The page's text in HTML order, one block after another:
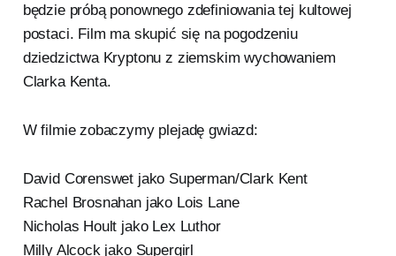
będzie próbą ponownego zdefiniowania tej kultowej
postaci. Film ma skupić się na pogodzeniu
dziedzictwa Kryptonu z ziemskim wychowaniem
Clarka Kenta.
W filmie zobaczymy plejadę gwiazd:
David Corenswet jako Superman/Clark Kent
Rachel Brosnahan jako Lois Lane
Nicholas Hoult jako Lex Luthor
Milly Alcock jako Supergirl